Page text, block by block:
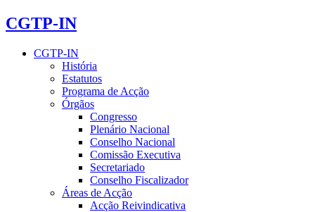
CGTP-IN
CGTP-IN
História
Estatutos
Programa de Acção
Órgãos
Congresso
Plenário Nacional
Conselho Nacional
Comissão Executiva
Secretariado
Conselho Fiscalizador
Áreas de Acção
Acção Reivindicativa